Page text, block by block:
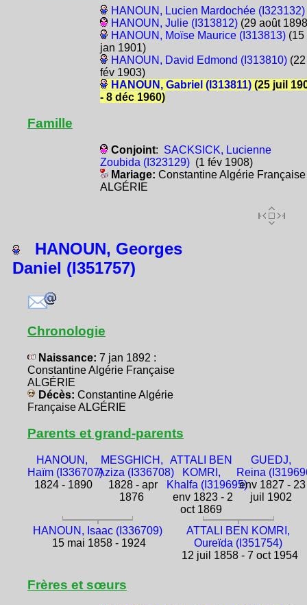
HANOUN, Lucien Mardochée (I323132)
HANOUN, Julie (I313812)(29 août
HANOUN, Moïse Maurice (I313813)(15
jan 1901)
HANOUN, David Edmond (I313810)(22
fév 1903)
HANOUN, Gabriel (I313811)(25 juil
- 8 déc 1960)
Famille
Conjoint: SACKSICK, Lucienne
Zoubida (I323129)(1 fév 1908)
Mariage: Constantine Algérie Française
ALGÉRIE
HANOUN, Georges
Daniel (I351757)
Chronologie
Naissance: 7 jan 1892 :
Constantine Algérie Française
ALGÉRIE
Décès: Constantine Algérie
Française ALGÉRIE
Parents et grand-parents
HANOUN,
Haïm (I336707)
1824 - 1890
MESGHICH,
Aziza (I336708)
1828 - apr
1876
ATTALI BEN
KOMRI,
Khalfa (I319695)
env 1823 - 2
oct 1869
GUEDJ,
Reina
env 1827 - 23
juil 1902
HANOUN, Isaac (I336709)
15 mai 1858 - 1924
ATTALI BEN KOMRI,
Oureïda (I351754)
12 juil 1858 - 7 oct 1954
Frères et sœurs